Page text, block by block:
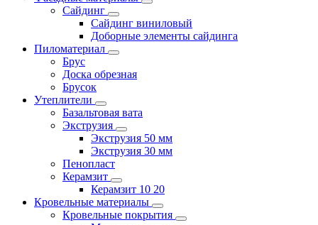
Сайдинг
Сайдинг виниловый
Доборные элементы сайдинга
Пиломатериал
Брус
Доска обрезная
Брусок
Утеплители
Базальтовая вата
Экструзия
Экструзия 50 мм
Экструзия 30 мм
Пенопласт
Керамзит
Керамзит 10 20
Кровельные материалы
Кровельные покрытия